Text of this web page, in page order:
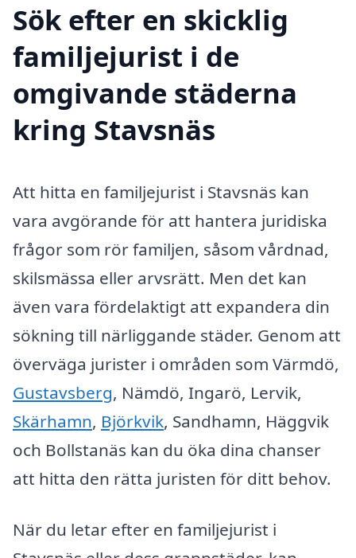
Sök efter en skicklig
familjejurist i de
omgivande städerna
kring Stavsnäs
Att hitta en familjejurist i Stavsnäs kan
vara avgörande för att hantera juridiska
frågor som rör familjen, såsom vårdnad,
skilsmässa eller arvsrätt. Men det kan
även vara fördelaktigt att expandera din
sökning till närliggande städer. Genom att
överväga jurister i områden som Värmdö,
Gustavsberg, Nämdö, Ingarö, Lervik,
Skärhamn, Björkvik, Sandhamn, Häggvik
och Bollstanäs kan du öka dina chanser
att hitta den rätta juristen för ditt behov.
När du letar efter en familjejurist i